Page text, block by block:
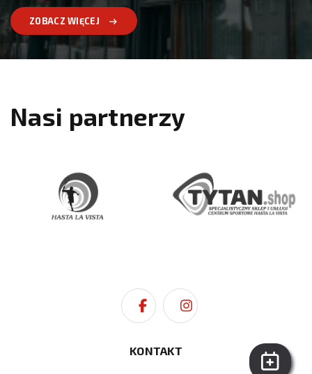
ZOBACZ WIĘCEJ
Nasi partnerzy
KONTAKT